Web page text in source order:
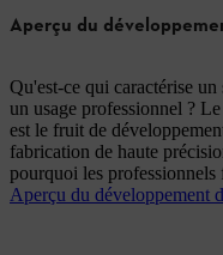
Aperçu du
Qu'est-ce qui caractérise
un usage professionnel ?
est le fruit de
fabrication de haute
pourquoi les
Aperçu du développement